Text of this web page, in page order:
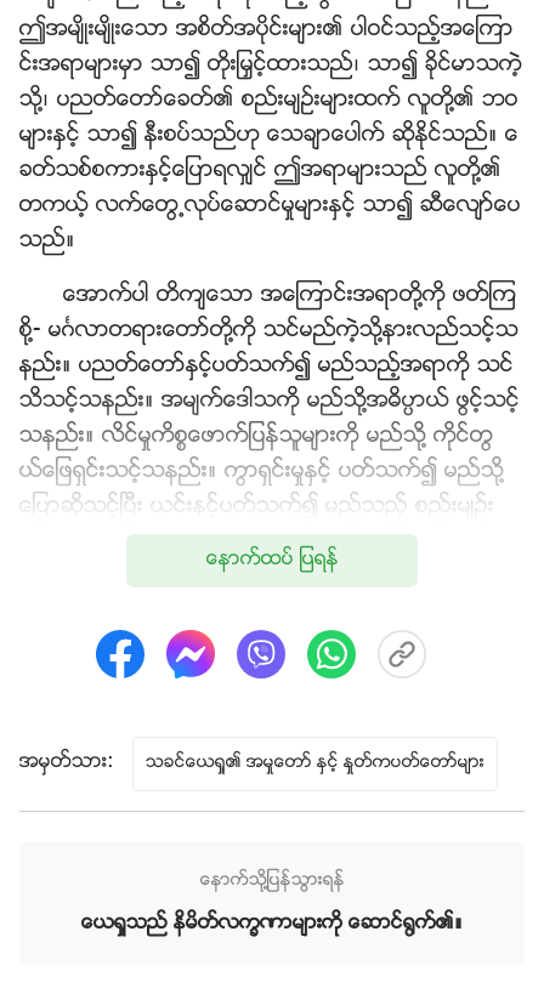
ဤအမ်ိဳးမ်ိဳးေသာ အစိတ္အပိုင္းမ်ား၏ ပါဝင္သည့္အေၾကာ
င္းအရာမ်ားမွာ သာ၍ တိုးျမႇင့္ထားသည္၊ သာ၍ ခိုင္မာသကဲ့
သို႔၊ ပညတ္ေတာ္ေခတ္၏ စည္းမ်ဥ္းမ်ားထက္ လူတို႔၏ ဘဝ
မ်ားႏွင့္ သာ၍ နီးစပ္သည္ဟု ေသခ်ာေပါက္ ဆိုႏိုင္သည္။ ေ
ခတ္သစ္စကားႏွင့္ေျပာရလွ်င္ ဤအရာမ်ားသည္ လူတို႔၏
တကယ့္ လက္ေတြ႕လုပ္ေဆာင္မႈမ်ားႏွင့္ သာ၍ ဆီေလ်ာ္ေပ
သည္။
ေအာက္ပါ တိက်ေသာ အေၾကာင္းအရာတို႔ကို ဖတ္ၾက
စို႔- မဂၤလာတရားေတာ္တို႔ကို သင္မည္ကဲ့သို႔နားလည္သင့္သ
နည္း။ ပညတ္ေတာ္ႏွင့္ပတ္သက္၍ မည္သည့္အရာကို သင္
သိသင့္သနည္း။ အမ်က္ေဒါသကို မည္သို႔အဓိပၸာယ္ ဖြင့္သင့္
သနည္း။ လိင္မႈကိစၥေဖာက္ျပန္သူမ်ားကို မည္သို႔ ကိုင္တြ
ယ္ေျဖရွင္းသင့္သနည္း။ ကြာရွင္းမႈႏွင့္ ပတ္သက္၍ မည္သို႔
ေျပာဆိုသင့္ၿပီး ယင္းႏွင့္ပတ္သက္၍ မည္သည့္ စည္းမ်ဥ္း
မ်ားရွိသနည္း။ မည္သူသည္ ကြာရွင္း၍ရၿပီး မည္သူသည္
ကြာရွင္း၍မရသနည္း။ က်ိန္ဆိုျခင္း၊ မ်က္လုံးတစ္လုံးအတြ
ခင္းအေၾကာင္းေရာ မည္သို႔နည္း။ စသျဖင့္ ျဖစ္သည္။ ဤ
အရာအားလုံးသည္ ဘုရားသခင္၌ လူသားမ်ိဳးႏြယ္၏ ယုံၾက
နာက္လိုက္ျခင္းႏွင့္ သက္ဆိုင္သည့္ သြင္ျပင္လကၡဏာတို
ပသည္- ယင္းတို႔သည္ ဘုရားသခင္၌ လူတို႔၏ ယုံၾကည္မႈတြ
င္ ၎တို႔ႀကဳံေတြ႕ရသည့္ အေတာ္အတန္ အေျခခံက်ေသာ
ေနာက္ထပ္ ျပရန္
အမွတ္သား: သခင္ေယရႈ၏ အမႈေတာ္ ႏွင့္ ႏႈတ္ကပတ္ေတာ္မ်ား
ေနာက္သို႔ျပန္သြားရန္
ေယရႈသည္ နိမိတ္လကၡဏာမ်ားကို ေဆာင္႐ြက္၏။